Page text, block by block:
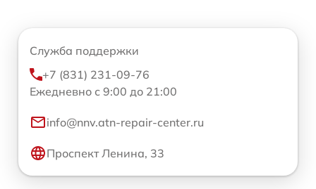
Служба поддержки
+7 (831) 231-09-76
Ежедневно с 9:00 до 21:00
info@nnv.atn-repair-center.ru
Проспект Ленина, 33